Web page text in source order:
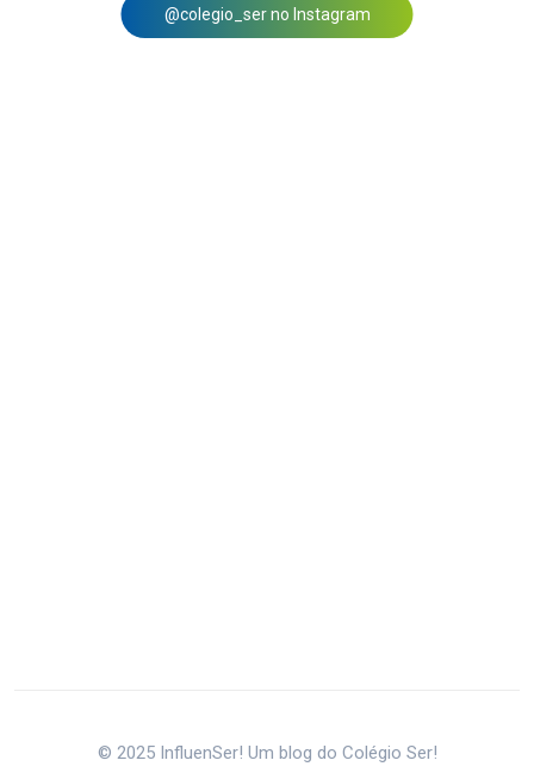
@colegio_ser no Instagram
© 2025 InfluenSer! Um blog do Colégio Ser!